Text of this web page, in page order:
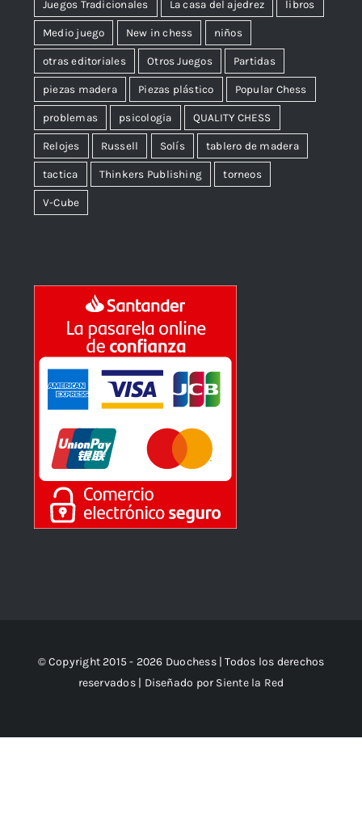
Medio juego New in chess niños
otras editoriales Otros Juegos Partidas
piezas madera Piezas plástico Popular Chess
problemas psicologia QUALITY CHESS
Relojes Russell Solís tablero de madera
tactica Thinkers Publishing torneos
V-Cube
reservados | Diseñado porSiente la Red